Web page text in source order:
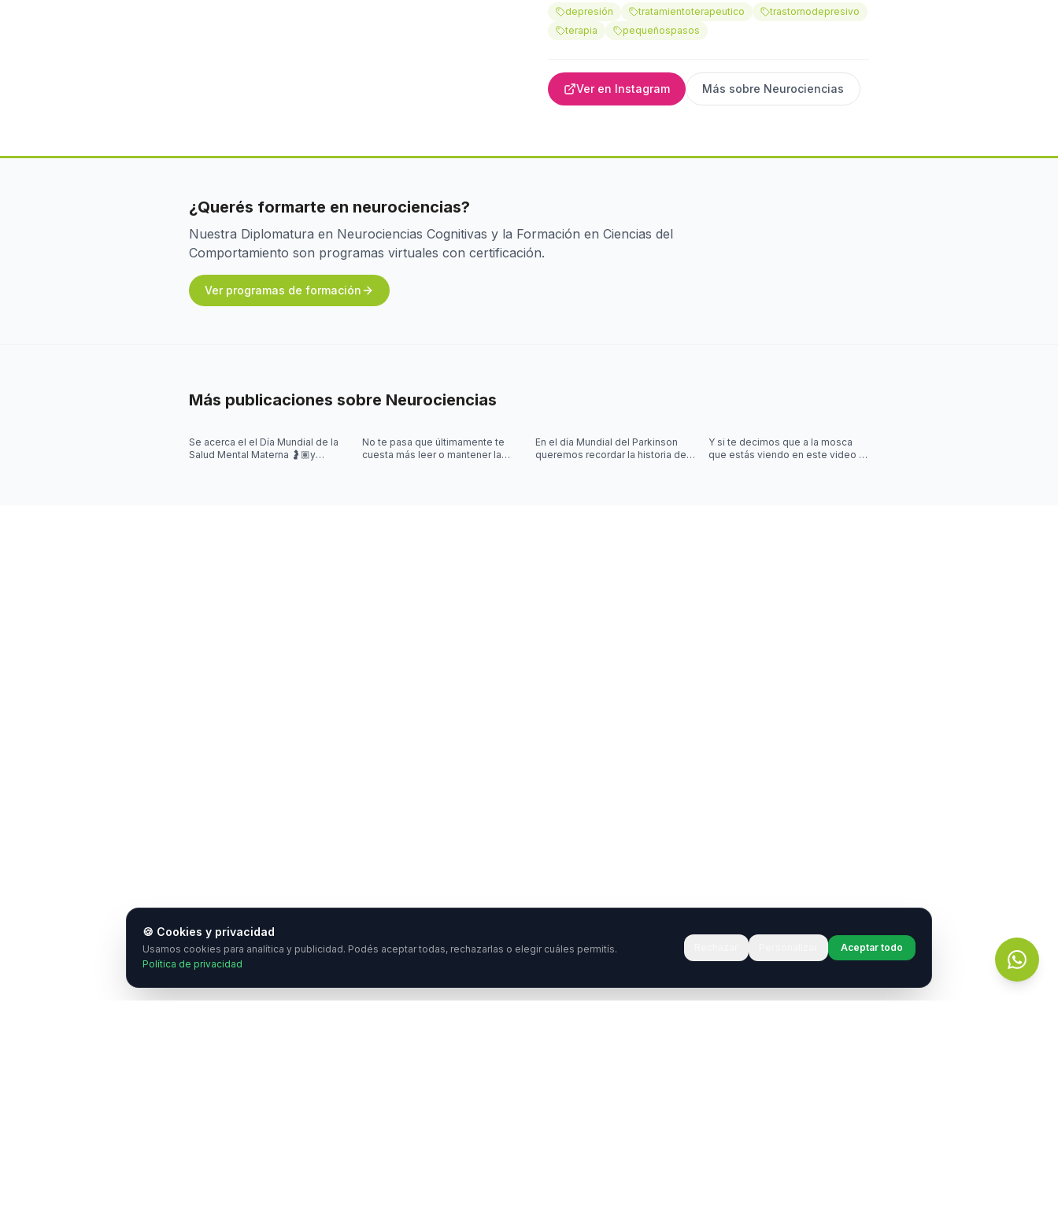
depresión tratamientoterapeutico
trastornodepresivo
terapia
pequeñospasos
Ver en Instagram Más sobre Neurociencias
¿Querés formarte en neurociencias?
Nuestra Diplomatura en Neurociencias Cognitivas y la Formación en Ciencias del
Comportamiento son programas virtuales con certificación.
Ver programas de formación
Más publicaciones sobre Neurociencias
Se acerca el el Día Mundial de la
Salud Mental Materna 🤰🏽y
No te pasa que últimamente te
cuesta más leer o mantener la
En el día Mundial del Parkinson
queremos recordar la historia de
Y si te decimos que a la mosca
que estás viendo en este video la
🍪 Cookies y privacidad
Usamos cookies para analítica y publicidad. Podés aceptar todas, rechazarlas o elegir cuáles permitís.
Política de privacidad
Aceptar todo